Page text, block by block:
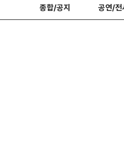
종합/공지 공연/전